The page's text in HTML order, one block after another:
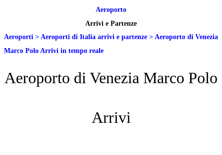
Aeroporto
Arrivi e Partenze
Aeroporti > Aeroporti di Italia arrivi e partenze > Aeroporto di Venezia
Marco Polo Arrivi in tempo reale
Aeroporto di Venezia Marco Polo
Arrivi